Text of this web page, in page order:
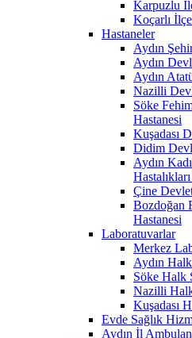
Karpuzlu
Koçarlı
Hastaneler
Aydın
Aydın
Aydın
Nazilli
Söke
Hastanesi
Kuşadası
Didim
Aydın
Çine
Bozdoğan
Hastanesi
Laboratuvarlar
Merkez
Aydın Halk
Söke Halk
Nazilli Halk
Kuşadası
Evde Sağlık
Aydın İl